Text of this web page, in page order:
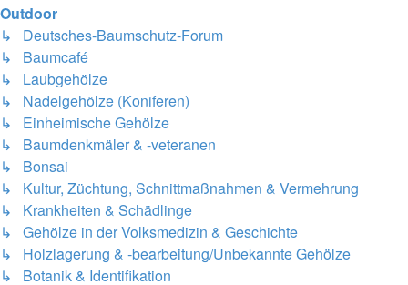
Outdoor
↳ Deutsches-Baumschutz-Forum
↳ Baumcafé
↳ Laubgehölze
↳ Nadelgehölze (Koniferen)
↳ Einheimische Gehölze
↳ Baumdenkmäler & -veteranen
↳ Bonsai
↳ Kultur, Züchtung, Schnittmaßnahmen & Vermehrung
↳ Krankheiten & Schädlinge
↳ Gehölze in der Volksmedizin & Geschichte
↳ Holzlagerung & -bearbeitung/Unbekannte Gehölze
↳ Botanik & Identifikation